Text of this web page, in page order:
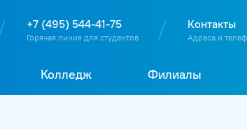
О Т
+7 (495) 544-41-75
Горячая линия для студентов
Контакты
Адреса и
Колледж Филиалы